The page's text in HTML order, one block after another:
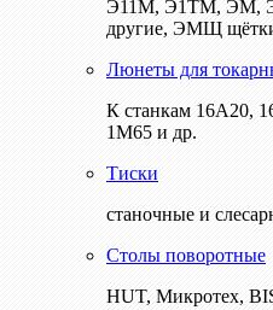
Э11М, Э1ТМ, ЭМ,
другие, ЭМЩ
Люнеты для
К станкам 16А20,
1М65 и др.
Тиски
станочные и
Столы поворотные
HUT, Микротех,